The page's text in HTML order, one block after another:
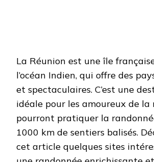
La Réunion est une île
l’océan Indien, qui offre des
et spectaculaires. C’est une
idéale pour les amoureux de la
pourront pratiquer la
1000 km de sentiers balisés.
cet article quelques sites